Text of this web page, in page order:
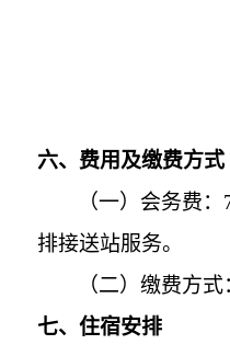
六、费用及缴费方式
（一）会务费：
排接送站服务。
（二）缴费方
七、住宿安排